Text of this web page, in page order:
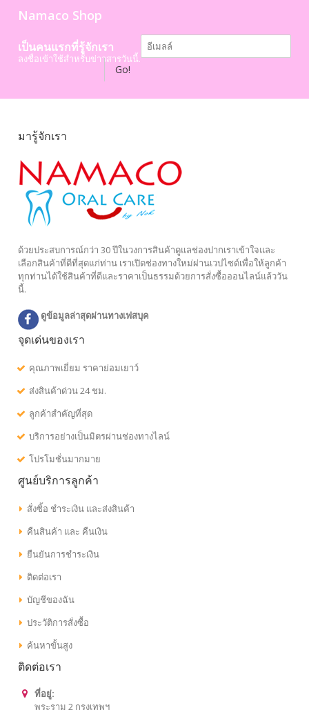
Namaco Shop
เป็นคนแรกที่รู้จักเรา
ลงชื่อเข้าใช้สำหรับข่าวสารวันนี้.
Go!
มารู้จักเรา
ด้วยประสบการณ์กว่า 30 ปีในวงการสินค้าดูแลช่องปากเราเข้าใจและ
เลือกสินค้าที่ดีที่สุดแก่ท่าน เราเปิดช่องทางใหม่ผ่านเวปไซด์เพื่อให้ลูกค้า
ทุกท่านได้ใช้สินค้าที่ดีและราคาเป็นธรรมด้วยการสั่งซื้อออนไลน์แล้ววัน
นี้.
ดูข้อมูลล่าสุดผ่านทางเฟสบุค
จุดเด่นของเรา
คุณภาพเยี่ยม ราคาย่อมเยาว์
ส่งสินค้าด่วน 24 ชม.
ลูกค้าสำคัญที่สุด
บริการอย่างเป็นมิตรผ่านช่องทางไลน์
โปรโมชั่นมากมาย
ศูนย์บริการลูกค้า
สั่งซิ้อ ชำระเงิน และส่งสินค้า
คืนสินค้า และ คืนเงิน
ยืนยันการชำระเงิน
ติดต่อเรา
บัญชีของฉัน
ประวัติการสั่งซื้อ
ค้นหาขั้นสูง
ติดต่อเรา
ที่อยู่:
พระราม 2 กรุงเทพฯ